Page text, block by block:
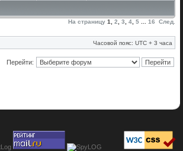
На страницу 1 2 3 4 5 16 След.
Часовой пояс: UTC + 3 часа
Перейти: